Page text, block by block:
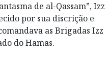
de al-Qassam”, Izz
por sua discrição e
as Brigadas Izz
do Hamas.